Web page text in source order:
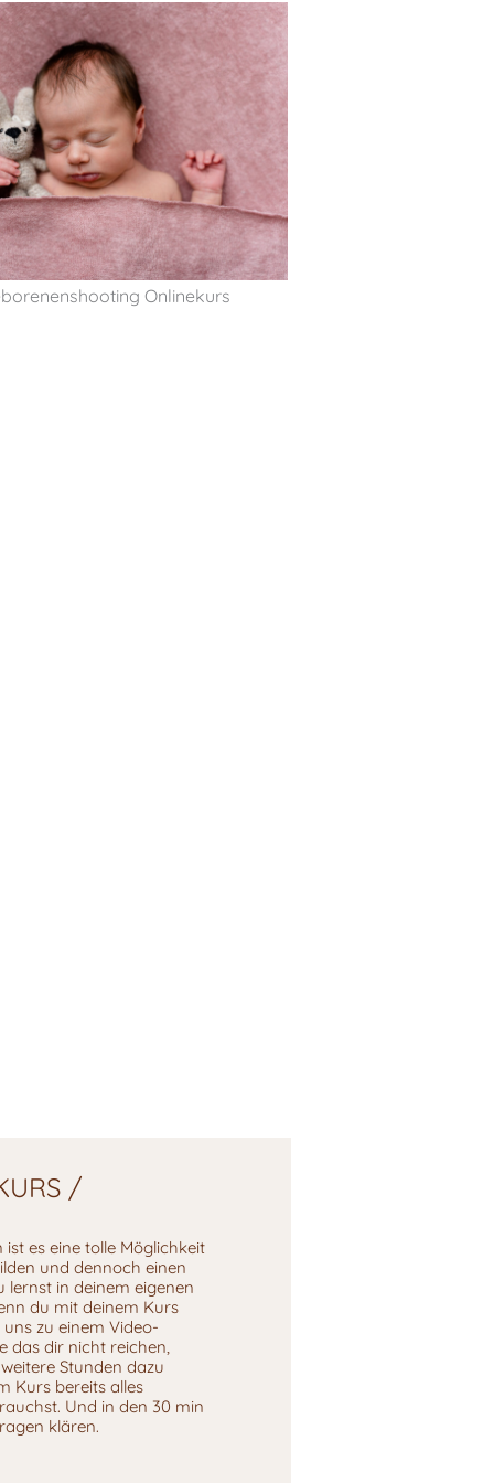
/
es eine tolle Möglichkeit
und dennoch einen
lernst in deinem eigenen
du mit deinem Kurs
zu einem Video-
das dir nicht reichen,
Stunden dazu
Kurs bereits alles
Und in den 30 min
klären.